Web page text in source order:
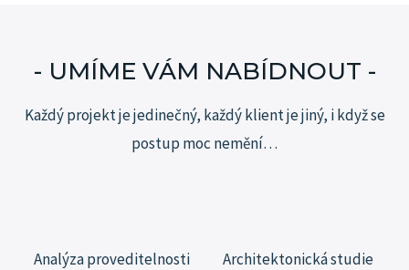
- UMÍME VÁM NABÍDNOUT -
Každý projekt je jedinečný, každý klient je jiný, i když se
postup moc nemění…
Analýza proveditelnosti Architektonická studie